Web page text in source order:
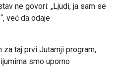
ne govori: „Ljudi, ja sam se
već da odaje
za taj prvi Jutarnji program,
smo uporno